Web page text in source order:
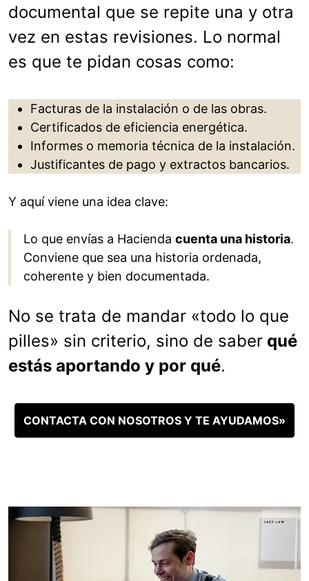
documental que se repite una y otra
vez en estas revisiones. Lo normal
es que te pidan cosas como:
Facturas de la instalación o de las obras.
Certificados de eficiencia energética.
Informes o memoria técnica de la instalación.
Justificantes de pago y extractos bancarios.
Y aquí viene una idea clave:
Lo que envías a Hacienda cuenta una historia.
Conviene que sea una historia ordenada,
coherente y bien documentada.
No se trata de mandar «todo lo que
pilles» sin criterio, sino de saber qué
estás aportando y por qué.
CONTACTA CON NOSOTROS Y TE AYUDAMOS»